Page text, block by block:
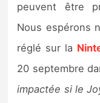
peuvent être
Nous espérons
réglé sur la
20 septembre
impactée si le